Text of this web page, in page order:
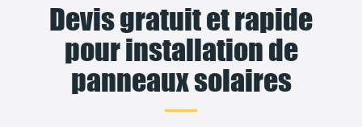
Devis gratuit et rapide
pour installation de
panneaux solaires